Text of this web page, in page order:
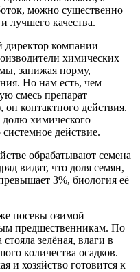
можно существенно
лучшего качества.
директор компании
химических
занижая норму,
Но нам есть, чем
смесь препарат
контактного действия.
химического
системное действие.
обрабатывают семена
видят, что доля семян,
3%, биология её
посевы озимой
предшественникам. По
зелёная, влаги в
количества осадков.
и хозяйство готовится к